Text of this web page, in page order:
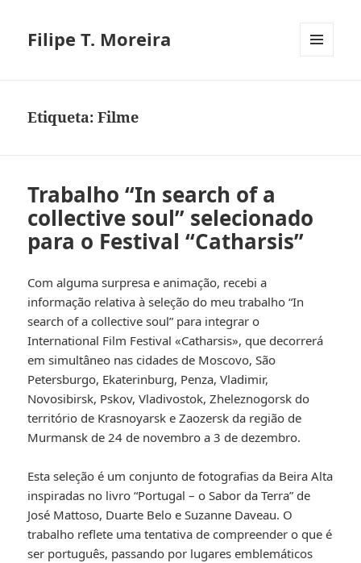
Filipe T. Moreira
Etiqueta:Filme
Trabalho “In search of a
collective soul” selecionado
para o Festival “Catharsis”
Com alguma surpresa e animação, recebi a
informação relativa à seleção do meu trabalho “In
search of a collective soul” para integrar o
International Film Festival «Catharsis», que decorrerá
em simultâneo nas cidades de Moscovo, São
Petersburgo, Ekaterinburg, Penza, Vladimir,
Novosibirsk, Pskov, Vladivostok, Zheleznogorsk do
território de Krasnoyarsk e Zaozersk da região de
Murmansk de 24 de novembro a 3 de dezembro.
Esta seleção é um conjunto de fotografias da Beira Alta
inspiradas no livro “Portugal – o Sabor da Terra” de
José Mattoso, Duarte Belo e Suzanne Daveau. O
trabalho reflete uma tentativa de compreender o que é
ser português, passando por lugares emblemáticos